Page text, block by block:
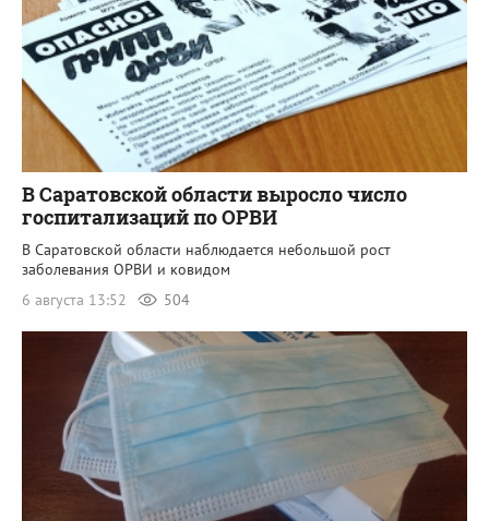
В Саратовской области выросло число
госпитализаций по ОРВИ
В Саратовской области наблюдается небольшой рост
заболевания ОРВИ и ковидом
6 августа 13:52
504